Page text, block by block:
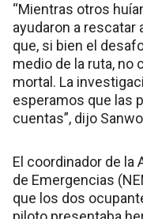
“Mientras otros
ayudaron a rescatar
que, si bien el
medio de la ruta, no
mortal. La
esperamos que las
cuentas”, dijo
El coordinador de la
de Emergencias
que los dos